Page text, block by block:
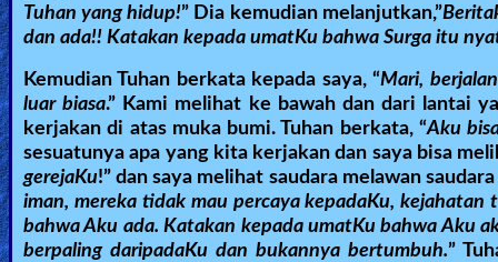
Tuhan yang hidup!” Dia kemudian melanjutkan,”
dan ada!! Katakan kepada umatKu bahwa Surga itu
Kemudian Tuhan berkata kepada saya, “Mari,
luar biasa.” Kami melihat ke bawah dan dari lantai
kerjakan di atas muka bumi. Tuhan berkata, “Aku
sesuatunya apa yang kita kerjakan dan saya bisa
gerejaKu!” dan saya melihat saudara melawan
iman, mereka tidak mau percaya kepadaKu,
bahwa Aku ada. Katakan kepada umatKu bahwa Aku
berpaling daripadaKu dan bukannya bertumbuh.”